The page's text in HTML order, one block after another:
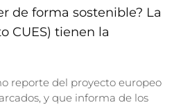
de forma sostenible? La
CUES) tienen la
reporte del proyecto europeo
y que informa de los